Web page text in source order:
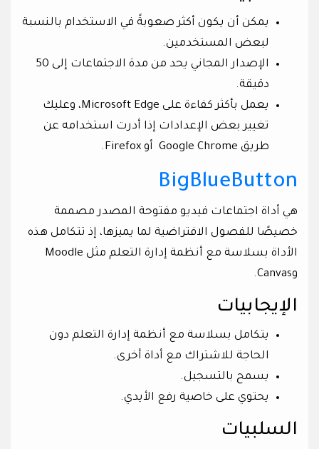
يمكن أن يكون أكثر صعوبةً في الاستخدام بالنسبة
لبعض المستخدمين.
الإصدار المجاني يحد من مدة الاجتماعات إلى 50
دقيقة.
يعمل بأكثر كفاءة على Microsoft Edge، وعليك
تغيير بعض الإعدادات إذا أدرت استخدامه عن
طريق Google Chrome أو Firefox.
BigBlueButton
هي أداة اجتماعات فيديو مفتوحة المصدر مصممة
خصيصًا للفصول الافتراضية لما يميزها، إذ تتكامل هذه
الأداة بسلاسة مع أنظمة إدارة التعلم مثل Moodle
وCanvas.
الإيجابيات
يتكامل بسلاسة مع أنظمة إدارة التعلم دون
الحاجة للاشتراك مع أداة أخرى.
يسمح بالتسجيل.
يحتوي على خاصية رفع الأيدي.
السلبيات